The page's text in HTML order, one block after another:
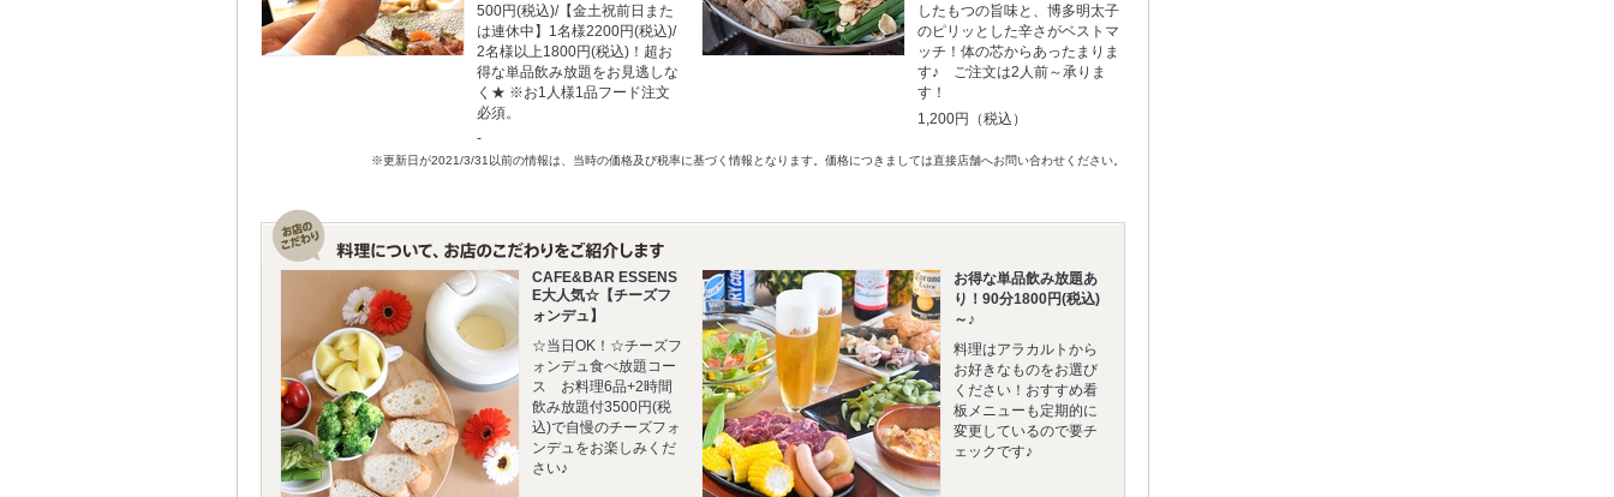
500円(税込)/【金土祝前日また
は連休中】1名様2200円(税込)/
2名様以上1800円(税込)！超お
得な単品飲み放題をお見逃しな
く★ ※お1人様1品フード注文
必須。
-
したもつの旨味と、博多明太子
のピリッとした辛さがベストマ
ッチ！体の芯からあったまりま
す♪ ご注文は2人前～承りま
す！
1,200円（税込）
※更新日が2021/3/31以前の情報は、当時の価格及び税率に基づく情報となります。価格につきましては直接店舗へお問い合わせください。
CAFE&BAR ESSENS
E大人気☆【チーズフ
ォンデュ】
☆当日OK！☆チーズフ
ォンデュ食べ放題コー
ス お料理6品+2時間
飲み放題付3500円(税
込)で自慢のチーズフォ
ンデュをお楽しみくだ
さい♪
お得な単品飲み放題あ
り！90分1800円(税込)
～♪
料理はアラカルトから
お好きなものをお選び
ください！おすすめ看
板メニューも定期的に
変更しているので要チ
ェックです♪